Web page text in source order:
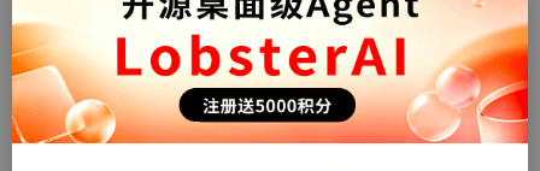
helpme流水
549人浏览 · 2026-04-01 17:10:53
【保姆级教程】WindowsWSL2 一键部署OpenClaw，